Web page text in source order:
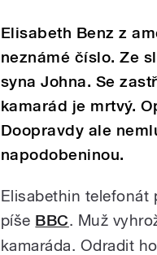
Elisabeth Benz z
neznámé číslo. Ze
syna Johna. Se
kamarád je mrtvý.
Doopravdy ale
napodobeninou.
Elisabethin telefonát
píše BBC. Muž
kamaráda. Odradit